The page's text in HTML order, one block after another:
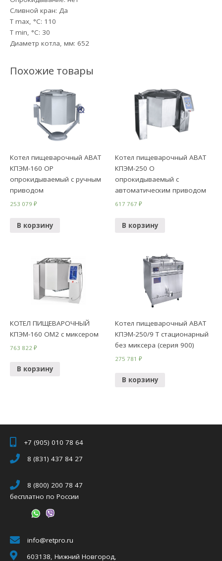
Сливной кран: Да
T max, °C: 110
T min, °С: 30
Диаметр котла, мм: 652
Похожие товары
Котел пищеварочный ABAT
КПЭМ-160 ОР
опрокидываемый с ручным
приводом
253 079₽
В корзину
Котел пищеварочный ABAT
КПЭМ-250 О
опрокидываемый с
автоматическим приводом
617 767₽
В корзину
КОТЕЛ ПИЩЕВАРОЧНЫЙ
КПЭМ-160 ОМ2 с миксером
763 822₽
В корзину
Котел пищеварочный ABAT
КПЭМ-250/9 Т стационарный
без миксера (серия 900)
275 781₽
В корзину
+7 (905) 010 78 64
8 (831) 437 84 27
8 (800) 200 78 47
бесплатно по России
info@retpro.ru
603138, Нижний Новгород,